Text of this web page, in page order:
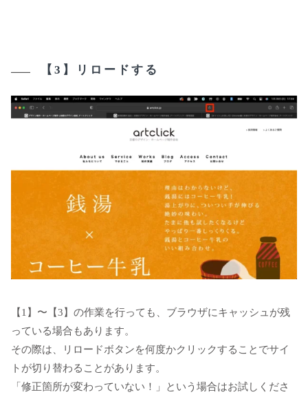
【3】リロードする
【1】〜【3】の作業を行っても、ブラウザにキャッシュが残
っている場合もあります。
その際は、リロードボタンを何度かクリックすることでサイ
トが切り替わることがあります。
「修正箇所が変わっていない！」という場合はお試しくださ